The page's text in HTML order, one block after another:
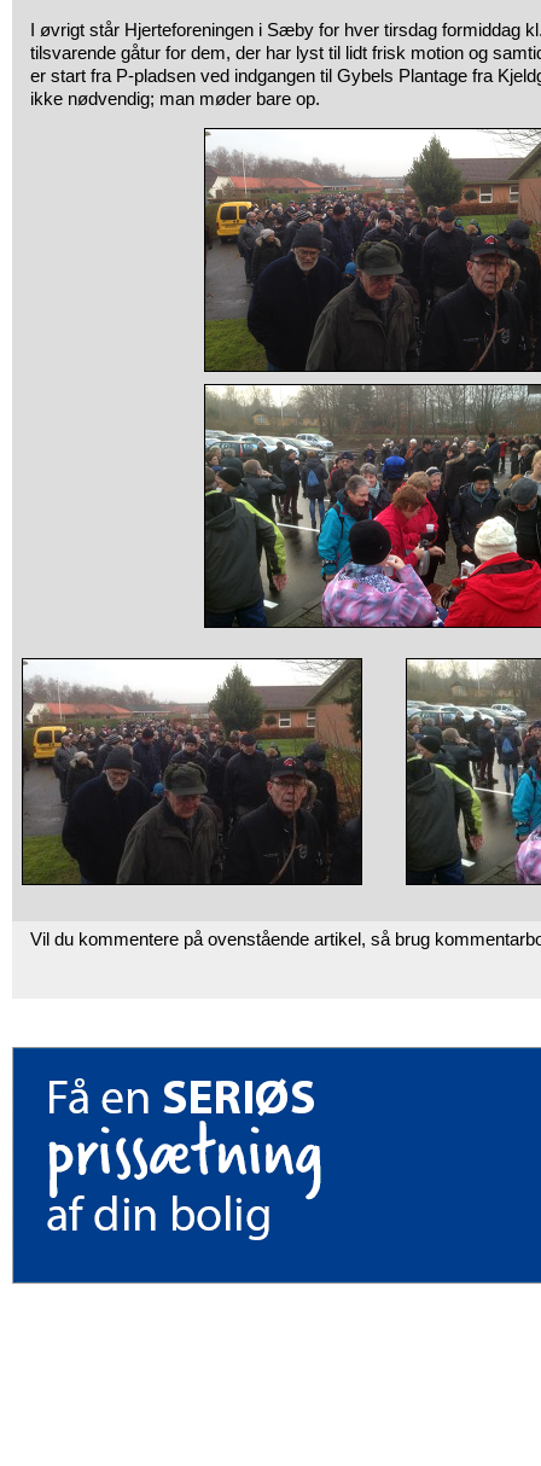
I øvrigt står Hjerteforeningen i Sæby for hver tirsdag formiddag
tilsvarende gåtur for dem, der har lyst til lidt frisk motion og
er start fra P-pladsen ved indgangen til Gybels Plantage fra
ikke nødvendig; man møder bare op.
Vil du kommentere på ovenstående artikel, så brug